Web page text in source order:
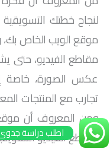
لنجاح خطتك
موقع الويب الخاص بك،
مقاطع الفيديو، حتى
عكس الصورة، خاصة
تجارب مع المنتجات
مقاطع الفيديو
اطلب دراسة